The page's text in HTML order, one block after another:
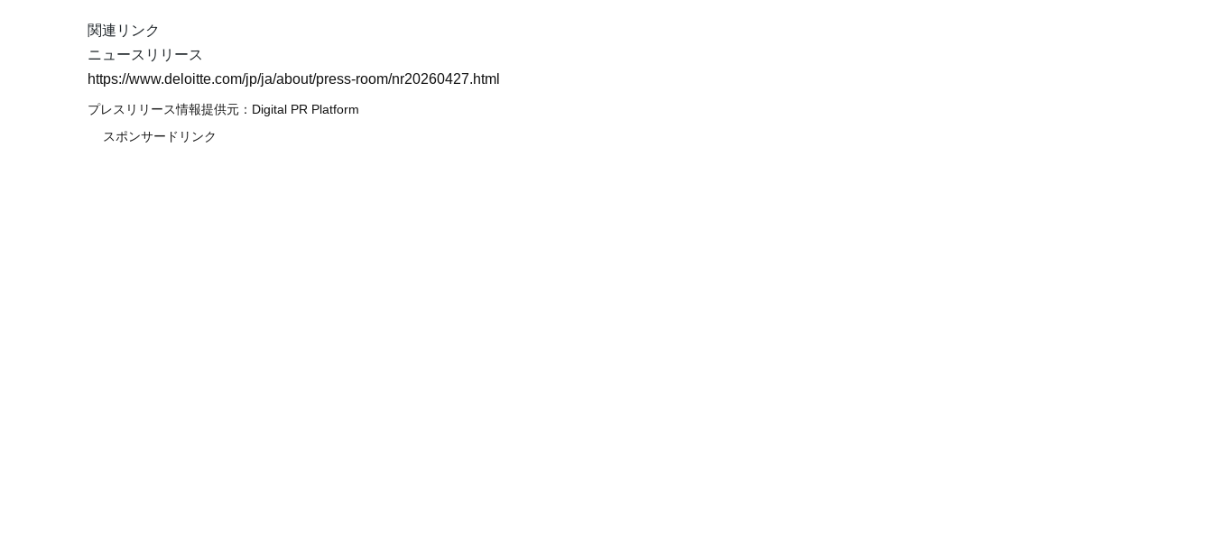
関連リンク
ニュースリリース
https://www.deloitte.com/jp/ja/about/press-room/nr20260427.html
プレスリリース情報提供元： Digital PR Platform
スポンサードリンク